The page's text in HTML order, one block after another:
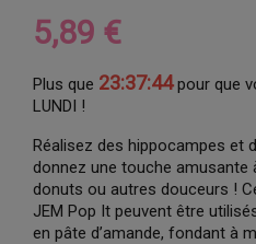
5,89 €
Plus que 23:37:43pour que
LUNDI !
Réalisez des hippocampes et
donnez une touche amusante
donuts ou autres douceurs !
JEM Pop It peuvent être
en pâte d’amande, fondant à